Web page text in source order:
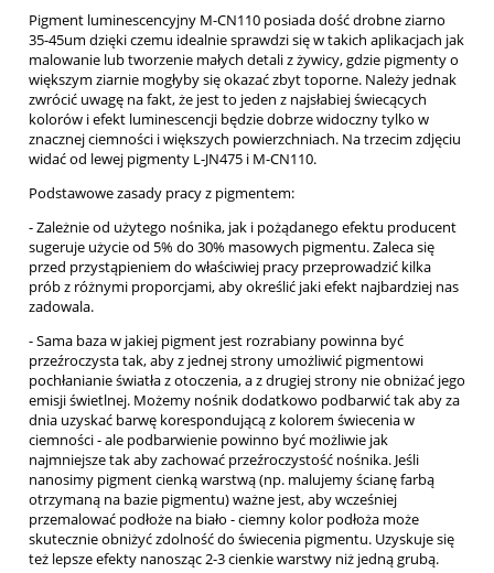
Pigment luminescencyjny M-CN110 posiada dość drobne ziarno
35-45um dzięki czemu idealnie sprawdzi się w takich aplikacjach jak
malowanie lub tworzenie małych detali z żywicy, gdzie pigmenty o
większym ziarnie mogłyby się okazać zbyt toporne. Należy jednak
zwrócić uwagę na fakt, że jest to jeden z najsłabiej świecących
kolorów i efekt luminescencji będzie dobrze widoczny tylko w
znacznej ciemności i większych powierzchniach. Na trzecim zdjęciu
widać od lewej pigmenty L-JN475 i M-CN110.
Podstawowe zasady pracy z pigmentem:
- Zależnie od użytego nośnika, jak i pożądanego efektu producent
sugeruje użycie od 5% do 30% masowych pigmentu. Zaleca się
przed przystąpieniem do właściwiej pracy przeprowadzić kilka
prób z różnymi proporcjami, aby określić jaki efekt najbardziej nas
zadowala.
- Sama baza w jakiej pigment jest rozrabiany powinna być
przeźroczysta tak, aby z jednej strony umożliwić pigmentowi
pochłanianie światła z otoczenia, a z drugiej strony nie obniżać jego
emisji świetlnej. Możemy nośnik dodatkowo podbarwić tak aby za
dnia uzyskać barwę korespondującą z kolorem świecenia w
ciemności - ale podbarwienie powinno być możliwie jak
najmniejsze tak aby zachować przeźroczystość nośnika. Jeśli
nanosimy pigment cienką warstwą (np. malujemy ścianę farbą
otrzymaną na bazie pigmentu) ważne jest, aby wcześniej
przemalować podłoże na biało - ciemny kolor podłoża może
skutecznie obniżyć zdolność do świecenia pigmentu. Uzyskuje się
też lepsze efekty nanosząc 2-3 cienkie warstwy niż jedną grubą.